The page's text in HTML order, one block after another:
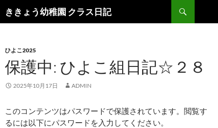
ききょう幼稚園 クラス日記
索
ン
ツ
へ
ス
プ
ひよこ2025
保護中: ひよこ組日記☆２８
2025年10月17日 ADMIN
このコンテンツはパスワードで保護されています。閲覧す
るには以下にパスワードを入力してください。